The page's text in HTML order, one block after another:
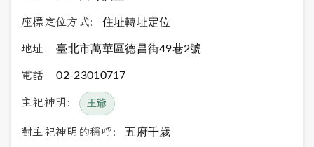
座標定位方式: 住址轉址定位
地址: 臺北市萬華區德昌街49巷2號
電話: 02-23010717
主祀神明: 王爺
對主祀神明的稱呼: 五府千歲